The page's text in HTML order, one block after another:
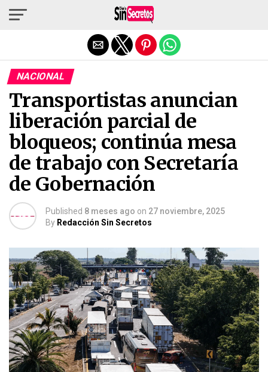
NACIONAL
Transportistas anuncian
liberación parcial de
bloqueos; continúa mesa
de trabajo con Secretaría
de Gobernación
Published 8 meses ago on 27 noviembre, 2025
By Redacción Sin Secretos
Salir de la versión móvil